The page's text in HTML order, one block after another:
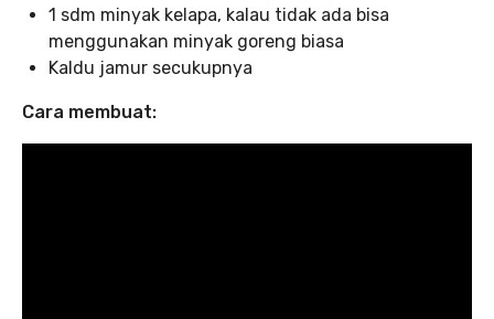
1 sdm minyak kelapa, kalau tidak ada bisa
menggunakan minyak goreng biasa
Kaldu jamur secukupnya
Cara membuat: